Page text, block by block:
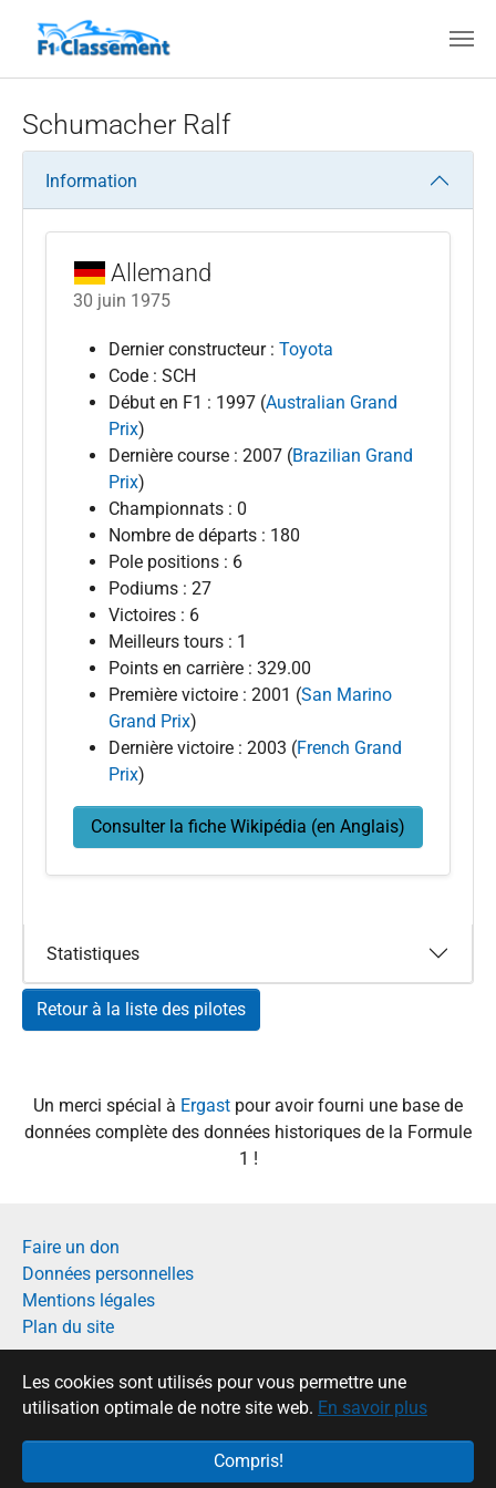
Les cookies sont utilisés pour vous permettre une
utilisation optimale de notre site web. En savoir plus
Compris!
Schumacher Ralf
Information
Allemand
30 juin 1975
Dernier constructeur : Toyota
Code : SCH
Début en F1 : 1997 (Australian Grand
Prix)
Dernière course : 2007 (Brazilian Grand
Prix)
Championnats : 0
Nombre de départs : 180
Pole positions : 6
Podiums : 27
Victoires : 6
Meilleurs tours : 1
Points en carrière : 329.00
Première victoire : 2001 (San Marino
Grand Prix)
Dernière victoire : 2003 (French Grand
Prix)
Consulter la fiche Wikipédia (en Anglais)
Statistiques
Retour à la liste des pilotes
Un merci spécial à Ergast pour avoir fourni une base de
données complète des données historiques de la Formule
1 !
Faire un don
Données personnelles
Mentions légales
Plan du site
Français
English